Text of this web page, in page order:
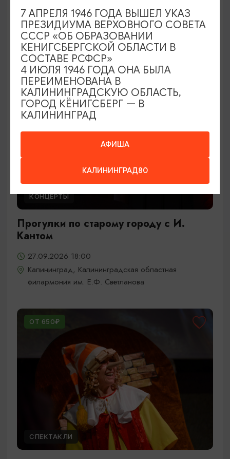
В джазе только девушки
27.09.2026 17:00
Светлогорск, Театр эстрады «Янтарь-холл»
ОТ 900₽
КОНЦЕРТЫ
Прогулки по старому городу с И.
Кантом
27.09.2026 18:00
Калининград, Калининградская областная
филармония им. Е.Ф. Светланова
ОТ 650₽
СПЕКТАКЛИ
АФИША
КАЛИНИНГРАД80
7 АПРЕЛЯ 1946 ГОДА ВЫШЕЛ УКАЗ
ПРЕЗИДИУМА ВЕРХОВНОГО СОВЕТА
СССР «ОБ ОБРАЗОВАНИИ
КЕНИГСБЕРГСКОЙ ОБЛАСТИ В
СОСТАВЕ РСФСР»
4 ИЮЛЯ 1946 ГОДА ОНА БЫЛА
ПЕРЕИМЕНОВАНА В
КАЛИНИНГРАДСКУЮ ОБЛАСТЬ,
ГОРОД КЁНИГСБЕРГ — В
КАЛИНИНГРАД